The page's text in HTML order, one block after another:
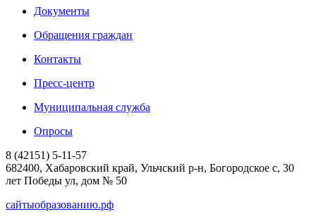
Документы
Обращения граждан
Контакты
Пресс-центр
Муниципальная служба
Опросы
8 (42151) 5-11-57
682400, Хабаровский край, Ульчский р-н, Богородское с, 30
лет Победы ул, дом № 50
сайтыобразованию.рф